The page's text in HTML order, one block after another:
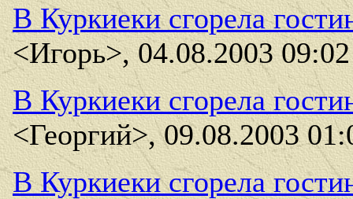
В Куркиеки сгорела
<Игорь>, 04.08.2003 09:02
В Куркиеки сгорела
<Георгий>, 09.08.2003
В Куркиеки сгорела